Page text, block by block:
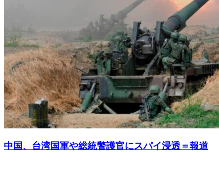
中国、台湾国軍や総統警護官にスパイ浸透＝報道